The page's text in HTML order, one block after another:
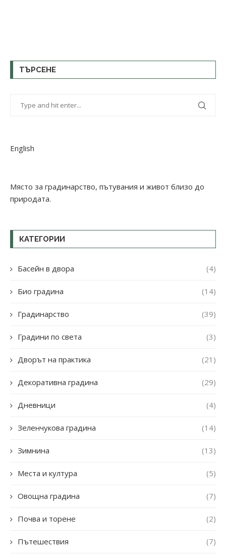
ТЪРСЕНЕ
English
Място за градинарство, пътувания и живот близо до
природата.
КАТЕГОРИИ
Басейн в двора (4)
Био градина (14)
Градинарство (39)
Градини по света (3)
Дворът на практика (21)
Декоративна градина (29)
Дневници (4)
Зеленчукова градина (14)
Зимнина (13)
Места и култура (5)
Овощна градина (7)
Почва и торене (2)
Пътешествия (7)